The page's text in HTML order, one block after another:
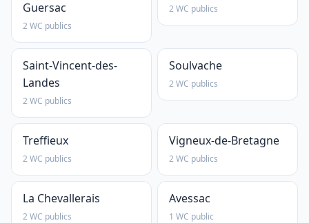
Guersac
2 WC publics
2 WC publics
Saint-Vincent-des-
Landes
2 WC publics
Soulvache
2 WC publics
Treffieux
2 WC publics
Vigneux-de-Bretagne
2 WC publics
La Chevallerais
2 WC publics
Avessac
1 WC public